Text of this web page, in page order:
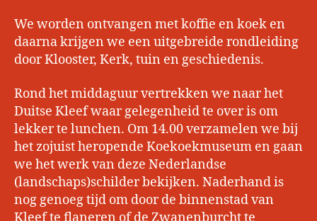
We worden ontvangen met koffie en koek en
daarna krijgen we een uitgebreide rondleiding
door Klooster, Kerk, tuin en geschiedenis.
Rond het middaguur vertrekken we naar het
Duitse Kleef waar gelegenheid te over is om
lekker te lunchen. Om 14.00 verzamelen we bij
het zojuist heropende Koekoekmuseum en gaan
we het werk van deze Nederlandse
(landschaps)schilder bekijken. Naderhand is
nog genoeg tijd om door de binnenstad van